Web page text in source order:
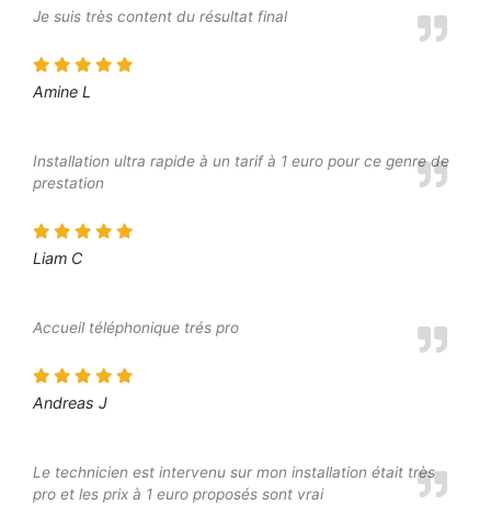
Je suis très content du résultat final
Amine L
Installation ultra rapide à un tarif à 1 euro pour ce genre de
prestation
Liam C
Accueil téléphonique trés pro
Andreas J
Le technicien est intervenu sur mon installation était très
pro et les prix à 1 euro proposés sont vrai